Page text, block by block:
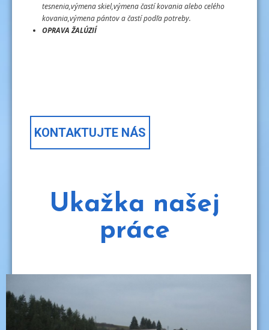
tesnenia,výmena skiel,výmena častí kovania alebo celého
kovania,výmena pántov a častí podľa potreby.
OPRAVA ŽALÚZIÍ
KONTAKTUJTE NÁS
Ukažka našej
práce